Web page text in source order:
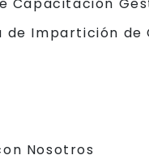
de Impartición de
Nosotros